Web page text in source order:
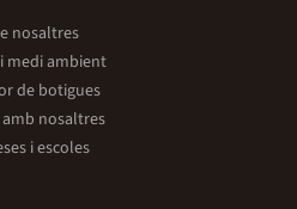
nosaltres
medi ambient
de botigues
nosaltres
i escoles